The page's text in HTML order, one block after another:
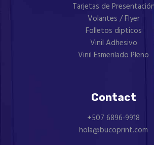
Tarjetas de Presentación
Volantes / Flyer
Folletos dipticos
Vinil Adhesivo
Vinil Esmerilado Pleno
Contact
+507 ‪6896‑9918‬
hola@bucoprint.com